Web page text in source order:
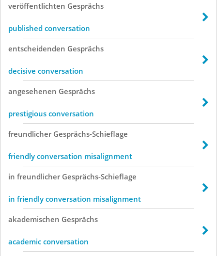
veröffentlichten Gesprächs
published conversation
entscheidenden Gesprächs
decisive conversation
angesehenen Gesprächs
prestigious conversation
freundlicher Gesprächs-Schieflage
friendly conversation misalignment
in freundlicher Gesprächs-Schieflage
in friendly conversation misalignment
akademischen Gesprächs
academic conversation